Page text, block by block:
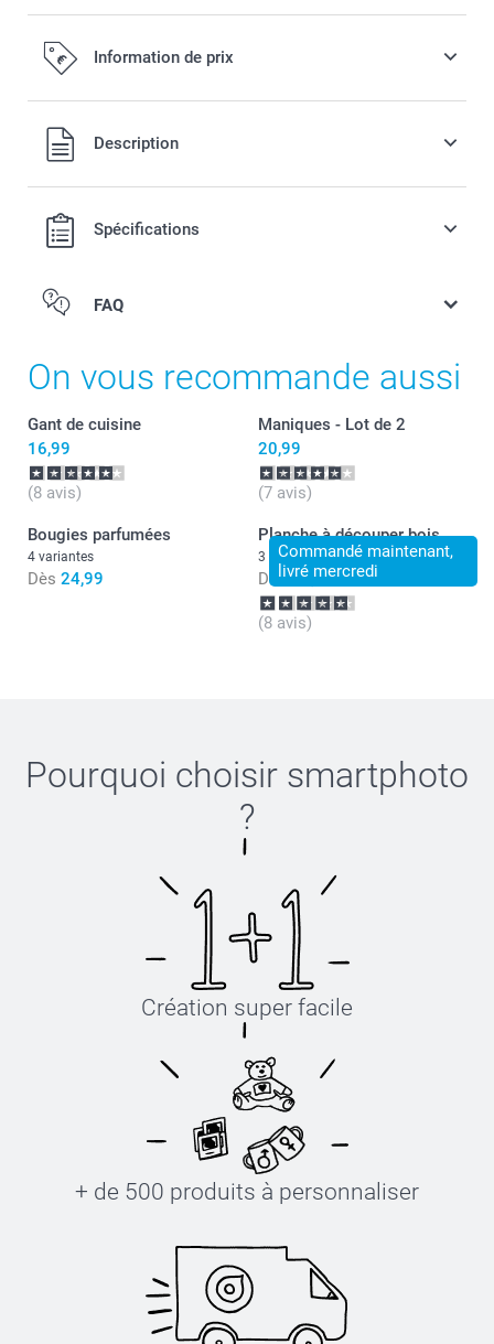
Information de prix
Tous les prix sont en EURO (€), TVA incluse et hors frais de
port.
Description
Spécifications
FAQ
On vous recommande aussi
Gant de cuisine
16,99
(8 avis)
Maniques - Lot de 2
20,99
(7 avis)
Bougies parfumées
4 variantes
Dès 24,99
Commandé maintenant,
livré mercredi
Planche à découper bois
3 variantes
Dès 24,99
(8 avis)
Pourquoi choisir smartphoto
?
Création super facile
+ de 500 produits à personnaliser